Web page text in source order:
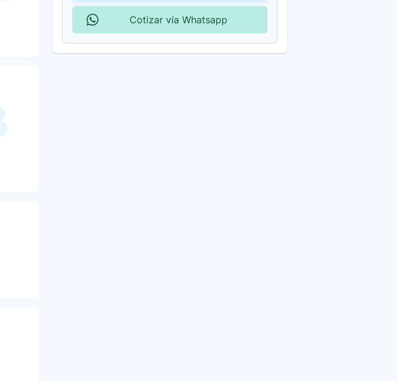
Cotizar vía Whatsapp